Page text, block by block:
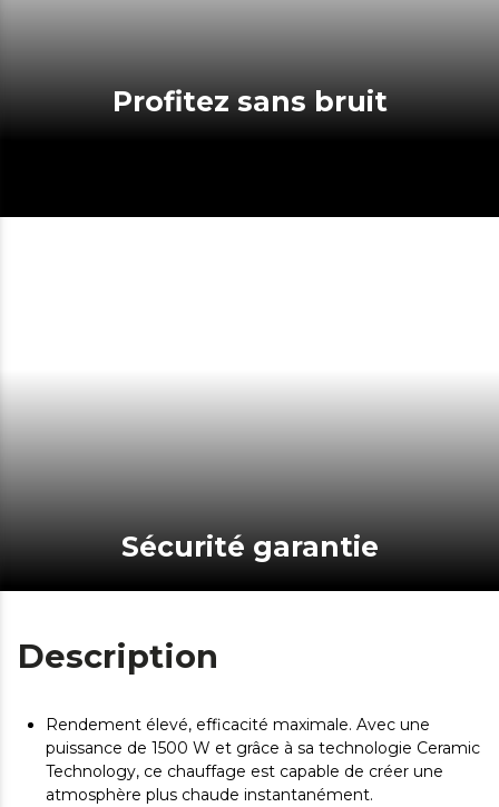
Profitez sans bruit
Sécurité garantie
Description
Rendement élevé, efficacité maximale. Avec une
puissance de 1500 W et grâce à sa technologie Ceramic
Technology, ce chauffage est capable de créer une
atmosphère plus chaude instantanément.